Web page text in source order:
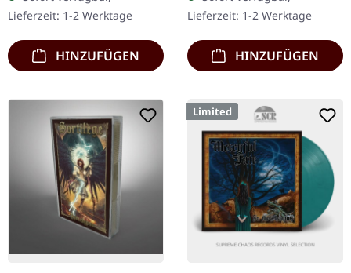
mit Bonus-DVD. Die
deutsche Heavy Metal-
Truppe Alpha…
Lieferzeit: 1-2 Werktage
HINZUFÜGEN
im Gatefold-Cover. Zakk
Sabbath…
Lieferzeit: 1-2 Werktage
HINZUFÜGEN
Limited